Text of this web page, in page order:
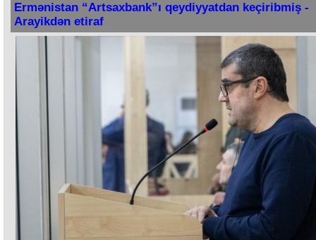
Ermənistan “Artsaxbank”ı qeydiyyatdan keçiribmiş -
Arayikdən etiraf